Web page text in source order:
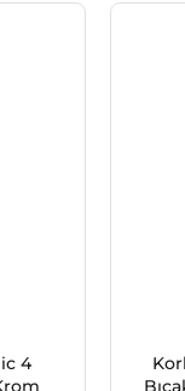
4